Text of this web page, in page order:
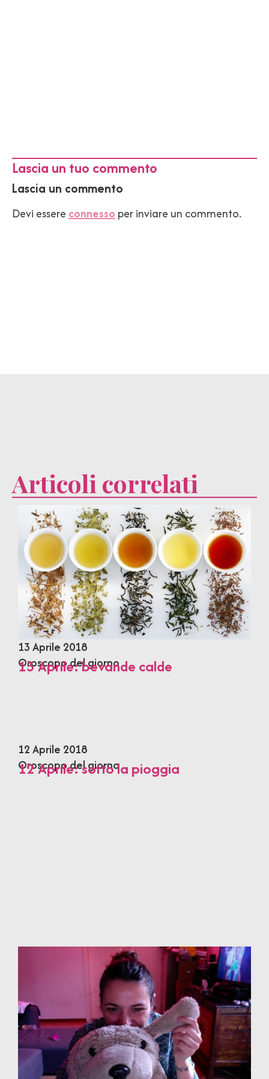
Lascia un tuo commento
Lascia un commento
Devi essere connesso per inviare un commento.
Articoli correlati
13 Aprile 2018
Oroscopo del giorno
13 Aprile: bevande calde
12 Aprile 2018
Oroscopo del giorno
12 Aprile: sotto la pioggia